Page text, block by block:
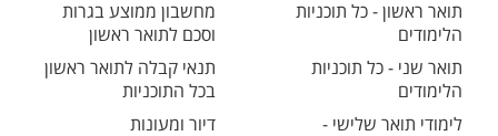
תואר ראשון - כל תוכניות
הלימודים
תואר שני - כל תוכניות
הלימודים
לימודי תואר שלישי -
מחשבון ממוצע בגרות
וסכם לתואר ראשון
תנאי קבלה לתואר ראשון
בכל התוכניות
דיור ומעונות